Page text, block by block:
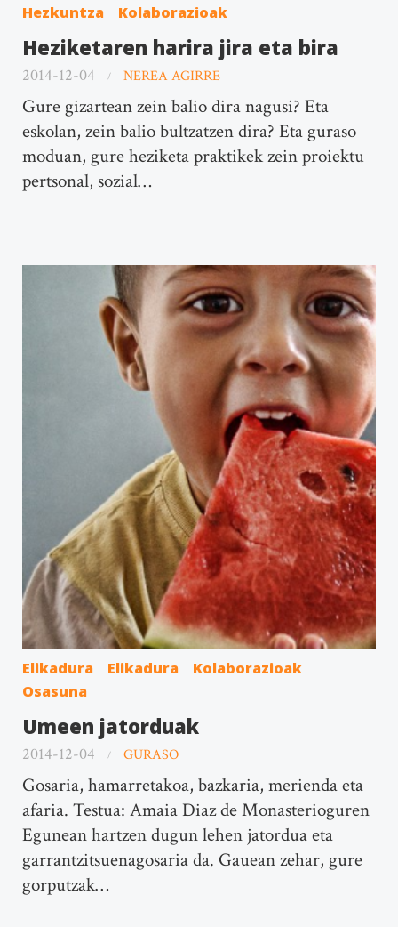
Hezkuntza
Kolaborazioak
Heziketaren harira jira eta bira
2014-12-04 NEREA AGIRRE
Gure gizartean zein balio dira nagusi? Eta
eskolan, zein balio bultzatzen dira? Eta guraso
moduan, gure heziketa praktikek zein proiektu
pertsonal, sozial…
Elikadura Elikadura
Kolaborazioak
Osasuna
Umeen jatorduak
2014-12-04 GURASO
Gosaria, hamarretakoa, bazkaria, merienda eta
afaria. Testua: Amaia Diaz de Monasterioguren
Egunean hartzen dugun lehen jatordua eta
garrantzitsuenagosaria da. Gauean zehar, gure
gorputzak…